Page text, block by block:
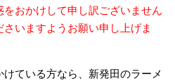
おかけして申し訳ございません
いますようお願い申し上げま
ている方なら、新発田のラーメ